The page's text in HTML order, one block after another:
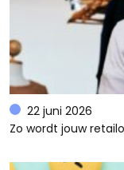
22 juni 2026
Zo wordt jouw